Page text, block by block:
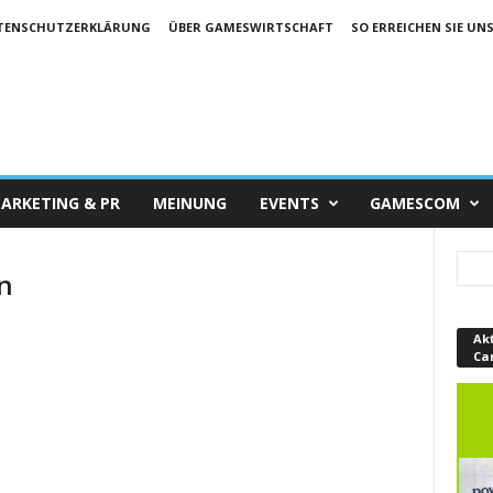
ÜBER GAMESWIRTSCHAFT SO ERREICHEN SIE UNS
& PR MEINUNG EVENTS GAMESCOM